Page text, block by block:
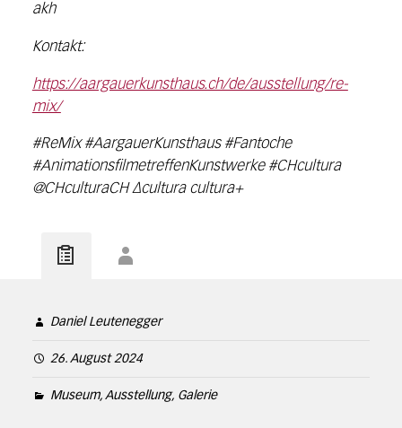
akh
Kontakt:
https://aargauerkunsthaus.ch/de/ausstellung/re-
mix/
#ReMix #AargauerKunsthaus #Fantoche
#AnimationsfilmetreffenKunstwerke #CHcultura
@CHculturaCH ∆cultura cultura+
Daniel Leutenegger
26. August 2024
Museum, Ausstellung, Galerie